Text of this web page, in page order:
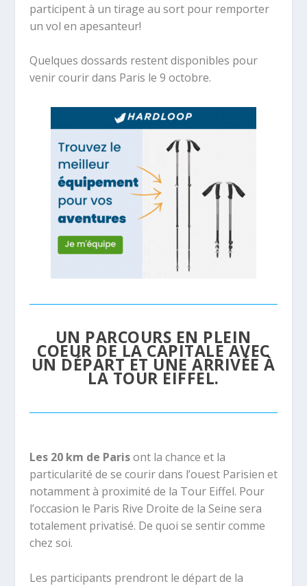
participent à un tirage au sort pour remporter
un vol en apesanteur!
Quelques dossards restent disponibles pour
venir courir dans Paris le 9 octobre.
UN PARCOURS EN PLEIN
COEUR DE LA CAPITALE AVEC
UN DÉPART ET UNE ARRIVÉE À
LA TOUR EIFFEL.
Les 20 km de Parisont la chance et la
particularité de se courir dans l’ouest Parisien et
notamment à proximité de la Tour Eiffel. Pour
l’occasion le Paris Rive Droite de la Seine sera
totalement privatisé. De quoi se sentir comme
chez soi.
Les participants prendront le départ de la